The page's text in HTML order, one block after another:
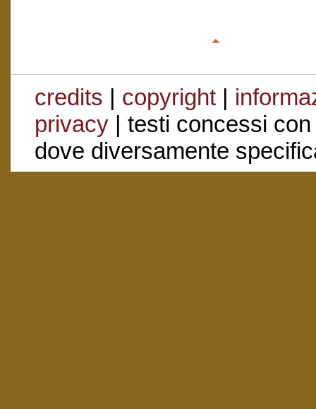
credits | copyright|
privacy| testi concessi
dove diversamente